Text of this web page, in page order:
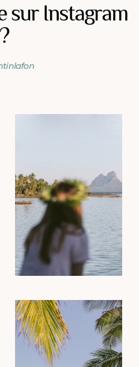
sur Instagram
?